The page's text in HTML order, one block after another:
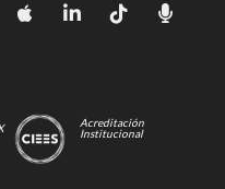
Acreditación
Institucional